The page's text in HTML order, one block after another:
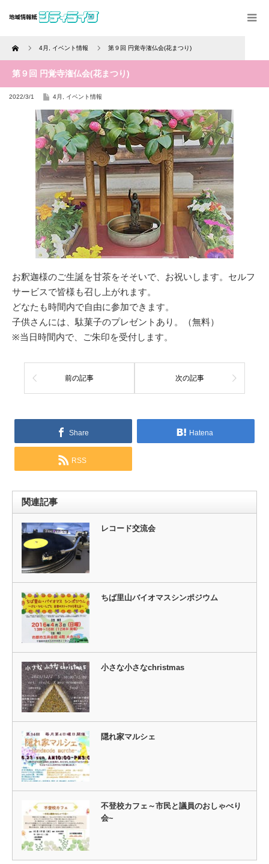
Home 4月 イベント情報 第９回 円覚寺潅仏会(花まつり)
第９回 円覚寺潅仏会(花まつり)
2022/3/1 4月 イベント情報
お釈迦様のご生誕を甘茶をそそいで、お祝いします。セルフ
サービスで皆様も召し上がれます。
どなたも時間内で自由に参加できます。
子供さんには、駄菓子のプレゼントあり。（無料）
※当日時間内で、ご朱印を受付します。
前の記事 次の記事
Share Hatena
RSS
関連記事
レコード交流会
ちば里山バイオマスシンポジウム
小さな小さなchristmas
隠れ家マルシェ
不登校カフェ～市民と議員のおしゃべり
会~